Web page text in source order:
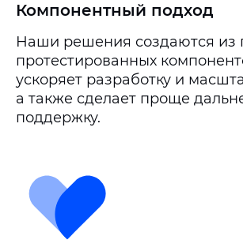
Компонентный подход
Наши решения создаются из
протестированных
ускоряет разработку и
а также сделает проще
поддержку.